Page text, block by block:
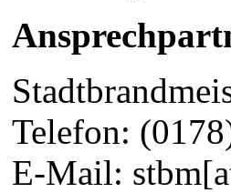
Telefon:
E-Mail: